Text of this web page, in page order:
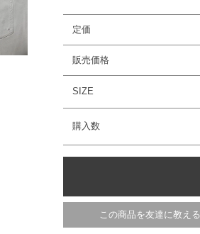
定価
販売価格
SIZE
購入数
この商品を友達に教える